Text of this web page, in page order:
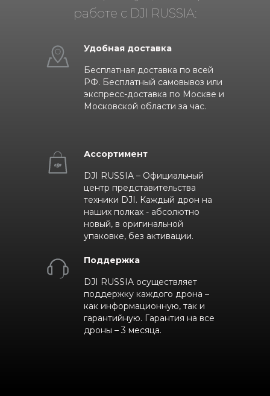
работе с DJI RUSSIA:
Удобная доставка
Бесплатная доставка по всей
РФ. Бесплатный самовывоз или
экспресс-доставка по Москве и
Московской области за час.
Ассортимент
DJI RUSSIA – Официальный
центр представительства
техники DJI. Каждый дрон на
наших полках - абсолютно
новый, в оригинальной
упаковке, без активации.
Поддержка
DJI RUSSIA осуществляет
поддержку каждого дрона –
как информационную, так и
гарантийную. Гарантия на все
дроны – 3 месяца.